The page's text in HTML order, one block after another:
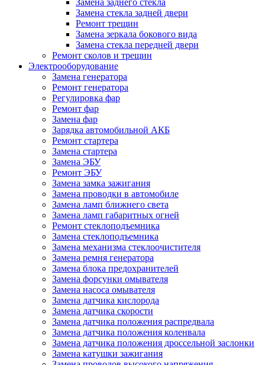
Замена стекла задней двери
Ремонт трещин
Замена зеркала бокового вида
Замена стекла передней двери
Ремонт сколов и трещин
Электрооборудование
Замена генератора
Ремонт генератора
Регулировка фар
Ремонт фар
Замена фар
Зарядка автомобильной АКБ
Ремонт стартера
Замена стартера
Замена ЭБУ
Ремонт ЭБУ
Замена замка зажигания
Замена проводки в автомобиле
Замена ламп ближнего света
Замена ламп габаритных огней
Ремонт стеклоподъемника
Замена стеклоподъемника
Замена механизма стеклоочистителя
Замена ремня генератора
Замена блока предохранителей
Замена форсунки омывателя
Замена насоса омывателя
Замена датчика кислорода
Замена датчика скорости
Замена датчика положения распредвала
Замена датчика положения коленвала
Замена датчика положения дроссельной заслонки
Замена катушки зажигания